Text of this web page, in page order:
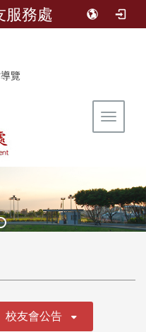
服務處
覽
Toggle
校友會公告